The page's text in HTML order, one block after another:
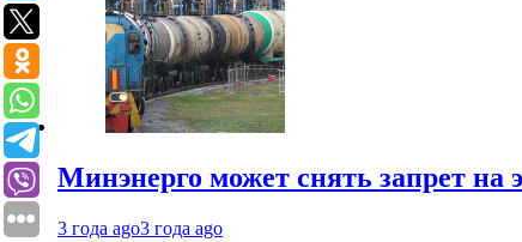
Минэнерго может снять запрет на
3 года ago3 года ago